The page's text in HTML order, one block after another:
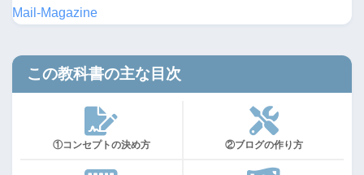
Mail-Magazine
この教科書の主な目次
①コンセプトの決め方 ②ブログの作り方